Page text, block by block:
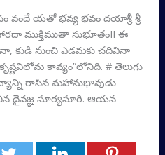
వందే యతో భవ్య భవం దయాశ్రీ శ్రీ
ముక్తిముతా సుభూతంII ఈ
కుడి నుంచి ఎడమకు చదివినా
కావ్యం”లోనిది. # తెలుగు
రాసిన మహానుభావుడు
దైవజ్ఞ సూర్యసూరి. ఆయన